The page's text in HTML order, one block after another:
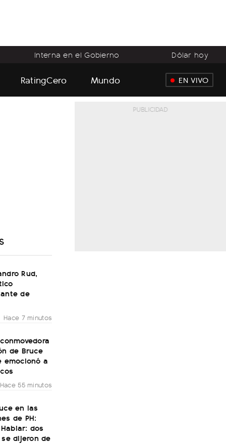
Interna en el Gobierno Dólar hoy
RatingCero Mundo EN VIVO
Rud,
de
Hace 7 minutos
de Bruce
emocionó a
Hace 55 minutos
en las
de PH:
dos
dijeron de